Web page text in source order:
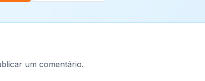
um comentário.